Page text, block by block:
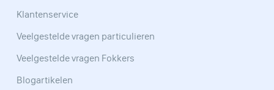
Klantenservice
Veelgestelde vragen particulieren
Veelgestelde vragen Fokkers
Blogartikelen